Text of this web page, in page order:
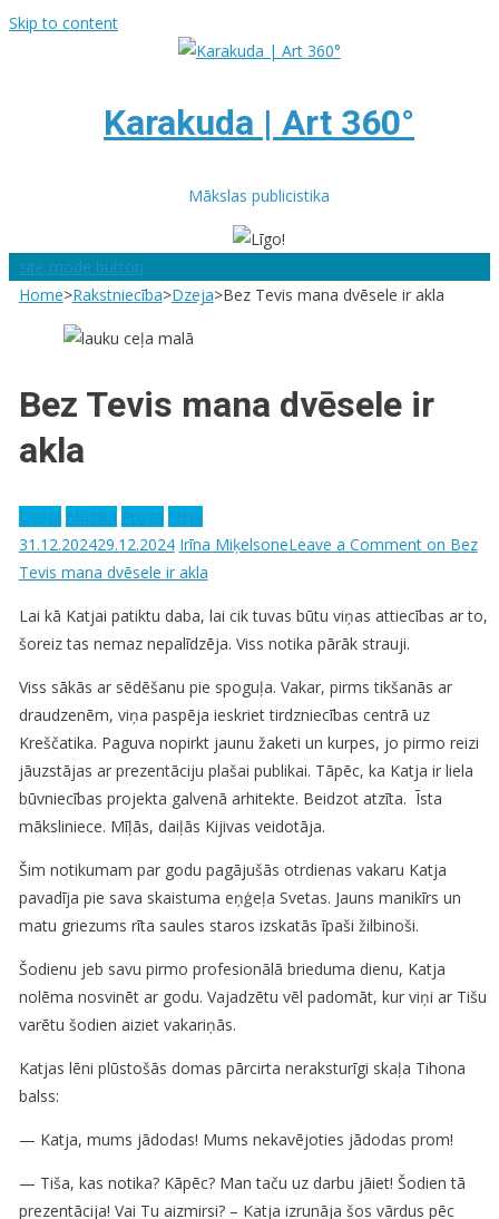
Skip to content
Karakuda | Art 360°
Mākslas publicistika
site mode button
Home>Rakstniecība>Dzeja>Bez Tevis mana dvēsele ir akla
Bez Tevis mana dvēsele ir
akla
Dzeja Mūzika Proza Sleja
31.12.202429.12.2024 Irīna MiķelsoneLeave a Commenton Bez
Tevis mana dvēsele ir akla
Lai kā Katjai patiktu daba, lai cik tuvas būtu viņas attiecības ar to,
šoreiz tas nemaz nepalīdzēja. Viss notika pārāk strauji.
Viss sākās ar sēdēšanu pie spoguļa. Vakar, pirms tikšanās ar
draudzenēm, viņa paspēja ieskriet tirdzniecības centrā uz
Kreščatika. Paguva nopirkt jaunu žaketi un kurpes, jo pirmo reizi
jāuzstājas ar prezentāciju plašai publikai. Tāpēc, ka Katja ir liela
būvniecības projekta galvenā arhitekte. Beidzot atzīta. Īsta
māksliniece. Mīļās, daiļās Kijivas veidotāja.
Šim notikumam par godu pagājušās otrdienas vakaru Katja
pavadīja pie sava skaistuma eņģeļa Svetas. Jauns manikīrs un
matu griezums rīta saules staros izskatās īpaši žilbinoši.
Šodienu jeb savu pirmo profesionālā brieduma dienu, Katja
nolēma nosvinēt ar godu. Vajadzētu vēl padomāt, kur viņi ar Tišu
varētu šodien aiziet vakariņās.
Katjas lēni plūstošās domas pārcirta neraksturīgi skaļa Tihona
balss:
— Katja, mums jādodas! Mums nekavējoties jādodas prom!
— Tiša, kas notika? Kāpēc? Man taču uz darbu jāiet! Šodien tā
prezentācija! Vai Tu aizmirsi? – Katja izrunāja šos vārdus pēc